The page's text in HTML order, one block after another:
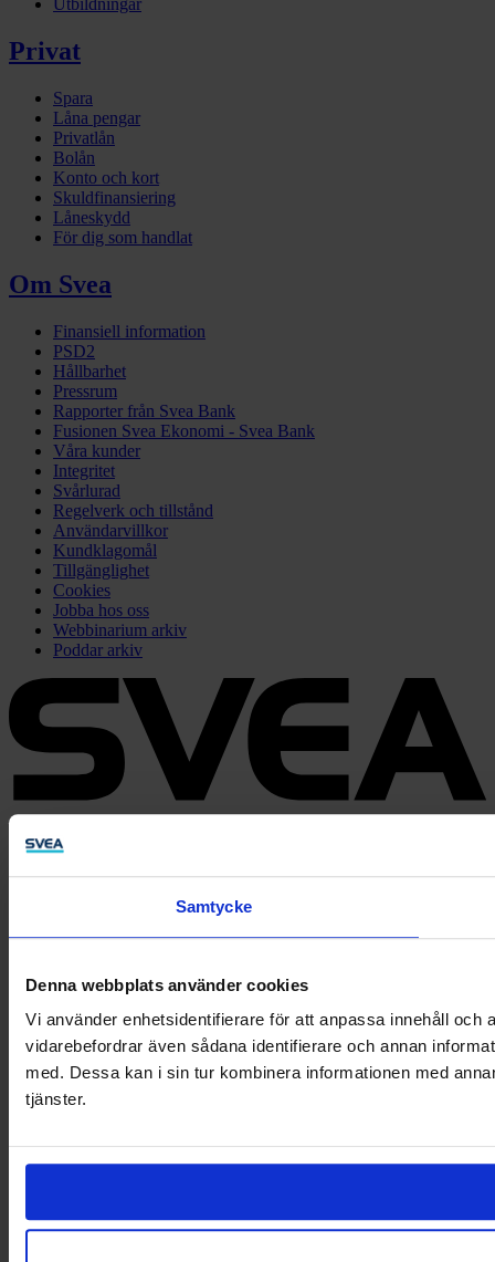
Samtycke
Denna webbplats använder cookies
Vi använder enhetsidentifierare för att anpassa innehåll
vidarebefordrar även sådana identifierare och annan
med. Dessa kan i sin tur kombinera informationen med
tjänster.
Utbildningar
Privat
Spara
Låna pengar
Privatlån
Bolån
Konto och kort
Skuldfinansiering
Låneskydd
För dig som handlat
Om Svea
Finansiell information
PSD2
Hållbarhet
Pressrum
Rapporter från Svea Bank
Fusionen Svea Ekonomi - Svea Bank
Våra kunder
Integritet
Svårlurad
Regelverk och tillstånd
Användarvillkor
Kundklagomål
Tillgänglighet
Cookies
Jobba hos oss
Webbinarium arkiv
Poddar arkiv
Gå till Företag
Gå till Privat
Evenemangsgatan 31 — SE-169 81 Solna — 08 735 90 00 —
info@svea.com — org.nr 556158‑7634
Finland
Denmark
Netherlands
Belgium
Germany